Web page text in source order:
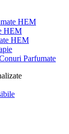
HEM
HEM
HEM
Parfumate